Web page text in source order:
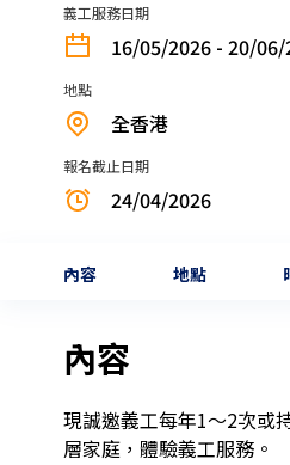
義工服務日期
16/05/2026 - 20/06/
地點
全香港
報名截止日期
24/04/2026
內容 地點
內容
現誠邀義工每年1～2次或
層家庭，體驗義工服務。